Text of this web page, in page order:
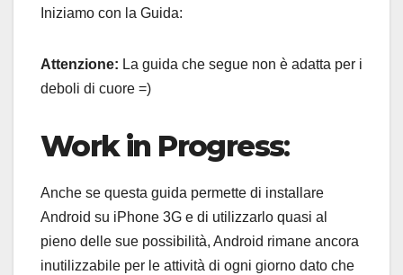
Iniziamo con la Guida:
Attenzione: La guida che segue non è adatta per i
deboli di cuore =)
Work in Progress:
Anche se questa guida permette di installare
Android su iPhone 3G e di utilizzarlo quasi al
pieno delle sue possibilità, Android rimane ancora
inutilizzabile per le attività di ogni giorno dato che